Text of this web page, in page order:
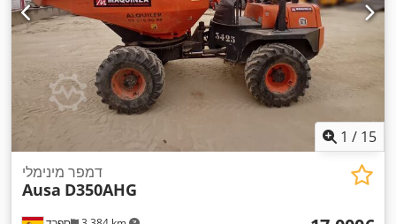
1 / 15
דמפר מינימלי
Ausa D350AHG